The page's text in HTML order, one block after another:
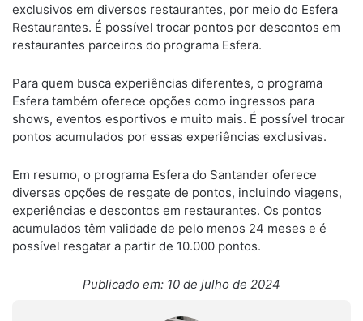
exclusivos em diversos restaurantes, por meio do Esfera
Restaurantes. É possível trocar pontos por descontos em
restaurantes parceiros do programa Esfera.
Para quem busca experiências diferentes, o programa
Esfera também oferece opções como ingressos para
shows, eventos esportivos e muito mais. É possível trocar
pontos acumulados por essas experiências exclusivas.
Em resumo, o programa Esfera do Santander oferece
diversas opções de resgate de pontos, incluindo viagens,
experiências e descontos em restaurantes. Os pontos
acumulados têm validade de pelo menos 24 meses e é
possível resgatar a partir de 10.000 pontos.
Publicado em: 10 de julho de 2024